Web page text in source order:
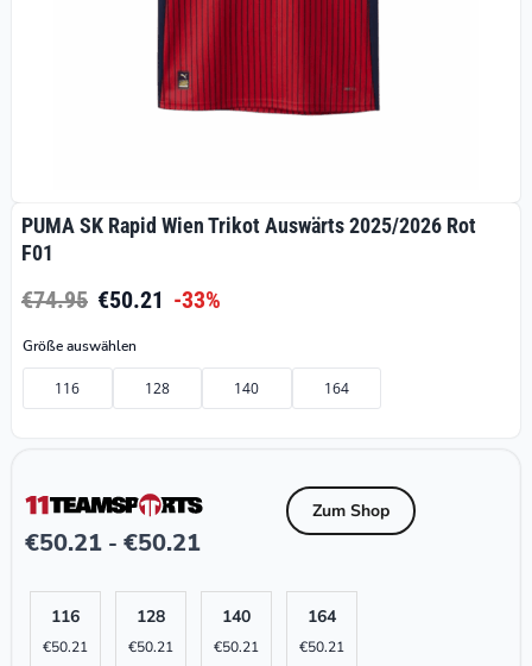
PUMA SK Rapid Wien Trikot Auswärts 2025/2026 Rot
F01
€74.95 €50.21 -33%
Größe auswählen
116 128 140 164
€50.21 - €50.21
Zum Shop
116
€50.21
128
€50.21
140
€50.21
164
€50.21